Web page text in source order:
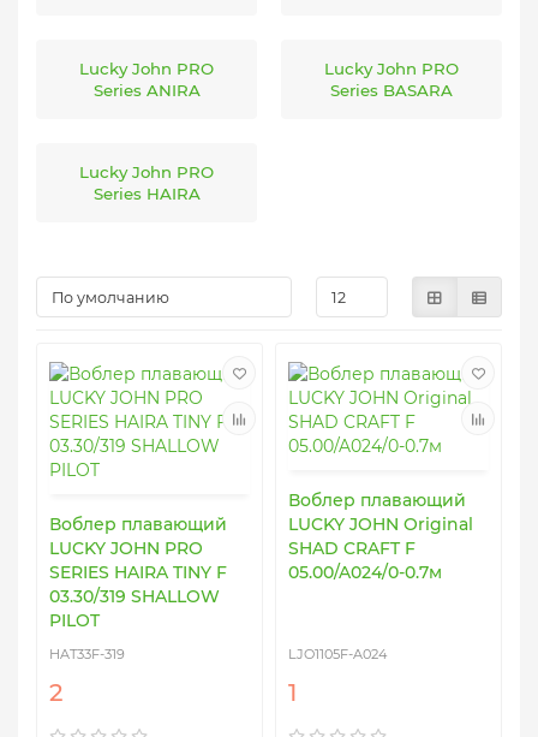
Lucky John PRO
Series ANIRA
Lucky John PRO
Series BASARA
Lucky John PRO
Series HAIRA
Воблер плавающий
LUCKY JOHN PRO
SERIES HAIRA TINY F
03.30/319 SHALLOW
PILOT
HAT33F-319
2
Воблер плавающий
LUCKY JOHN Original
SHAD CRAFT F
05.00/A024/0-0.7м
LJO1105F-A024
1